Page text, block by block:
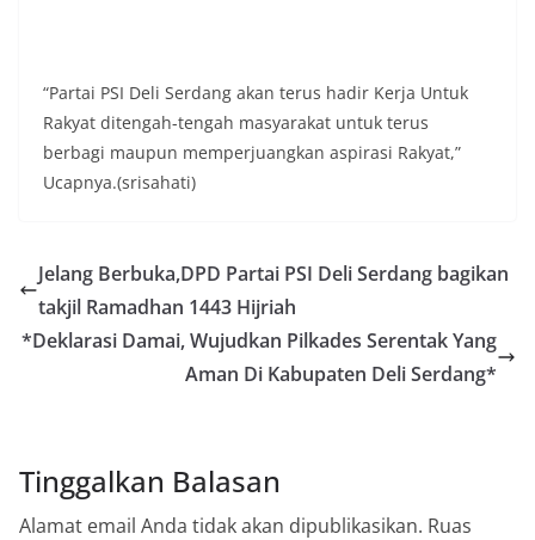
Kelurahan Sunggal tetap terjaga aman, tertib,
dan kondusif hingga puncak perayaan HUT
Kemerdekaan RI berlangsung.‎‎Wujud Kedekatan
Polri dengan Masyarakat‎Kegiatan sambang Door
to Door System ini merupakan salah satu bentuk
kegiatan semacam ini, Bhabinkamtibmas tidak
hanya berperan sebagai penyampai informasi
dan imbauan, tetapi juga sebagai mitra
masyarakat dalam menjaga keamanan lingkungan
secara bersama-sama.‎‎Kehadiran
Bhabinkamtibmas di tengah-tengah warga
kolektif warga akan pentingnya menjaga
keamanan, ketertiban, dan kekompakan
“Partai PSI Deli Serdang akan terus hadir Kerja Untuk
Rakyat ditengah-tengah masyarakat untuk terus
berbagi maupun memperjuangkan aspirasi Rakyat,”
Ucapnya.(srisahati)
Jelang Berbuka,DPD Partai PSI Deli Serdang bagikan
takjil Ramadhan 1443 Hijriah
*Deklarasi Damai, Wujudkan Pilkades Serentak Yang
Aman Di Kabupaten Deli Serdang*
Tinggalkan Balasan
Alamat email Anda tidak akan dipublikasikan. Ruas